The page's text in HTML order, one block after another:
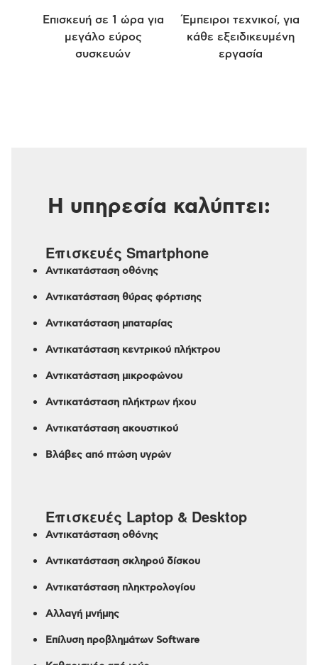
Επισκευή σε 1 ώρα για
μεγάλο εύρος
συσκευών
Έμπειροι τεχνικοί, για
κάθε εξειδικευμένη
εργασία
Η υπηρεσία καλύπτει:
Επισκευές Smartphone
Αντικατάσταση οθόνης
Αντικατάσταση θύρας φόρτισης
Αντικατάσταση μπαταρίας
Αντικατάσταση κεντρικού πλήκτρου
Αντικατάσταση μικροφώνου
Αντικατάσταση πλήκτρων ήχου
Αντικατάσταση ακουστικού
Βλάβες από πτώση υγρών
Επισκευές Laptop & Desktop
Αντικατάσταση οθόνης
Αντικατάσταση σκληρού δίσκου
Αντικατάσταση πληκτρολογίου
Αλλαγή μνήμης
Επίλυση προβλημάτων Software